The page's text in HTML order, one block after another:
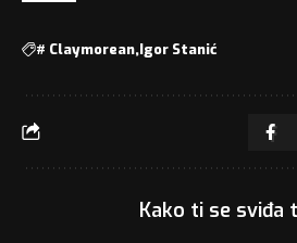
# Claymorean Igor Stanić
Kako ti se sviđa